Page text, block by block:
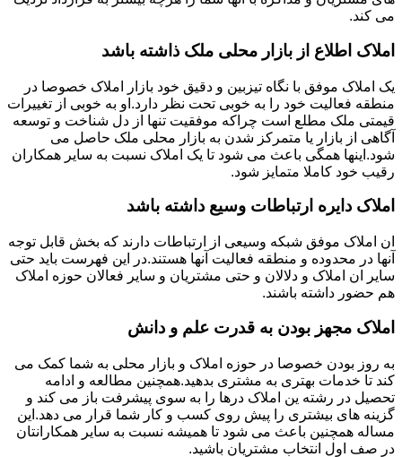
می کند.
املاک اطلاع از بازار محلی ملک ذاشته باشد
یک املاک موفق با نگاه تیزبین و دقیق خود بازار املاک خصوصا در
منطقه فعالیت خود را به خوبی تحت نظر دارد.او به خوبی از تغییرات
قیمتی ملک مطلع است چراکه موفقیت تنها از دل شناخت و توسعه
آگاهی از بازار یا متمرکز شدن به بازار محلی ملک حاصل می
شود.اینها همگی باعث می شود تا یک املاک نسبت به سایر همکاران
رقیب خود کاملا متمایز شود.
املاک دایره ارتباطات وسیع داشته باشد
ان املاک موفق شبکه وسیعی از ارتباطات دارند که بخش قابل توجه
آنها در محدوده و منطقه فعالیت آنها هستند.در این فهرست باید حتی
سایر ان املاک و دلالان و حتی مشتریان و سایر فعالان حوزه املاک
هم حضور داشته باشند.
املاک مجهز بودن به قدرت علم و دانش
به روز بودن خصوصا در حوزه املاک و بازار محلی به شما کمک می
کند تا خدمات بهتری به مشتری بدهید.همچنین مطالعه و ادامه
تحصیل در رشته ین املاک درها را به سوی پیشرفت باز می کند و
گزینه های بیشتری را پیش روی کسب و کار شما قرار می دهد.این
مساله همچنین باعث می شود تا همیشه نسبت به سایر همکارانتان
در صف اول انتخاب مشتریان باشید.